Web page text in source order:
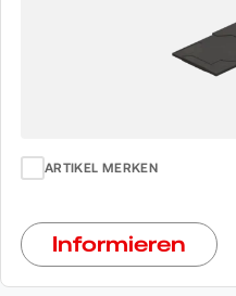
ARTIKEL MERKEN
Informieren